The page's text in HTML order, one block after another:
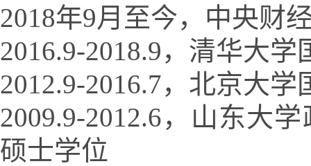
2018年9月至今，中央财
2016.9-2018.9，清华大
2012.9-2016.7，北京大
2009.9-2012.6，山东大
硕士学位